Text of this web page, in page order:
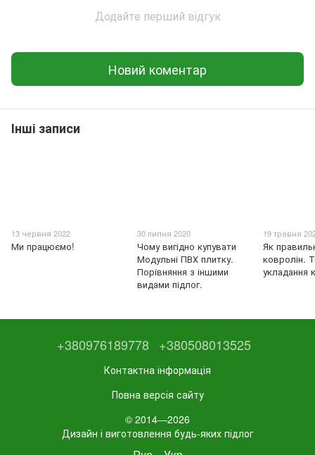
Додайте перший відгук
Новий коментар
Інші записи
13 червня 2022
Ми працюємо!
30 липня 2020
Чому вигідно купувати
Модульні ПВХ плитку.
Порівняння з іншими
видами підлог.
19 травня
Як
ковролін.
укладання
+380976189778 +380508013525
Контактна інформація
Повна версія сайту
© 2014—2026
Дизайн і виготовлення будь-яких підлог